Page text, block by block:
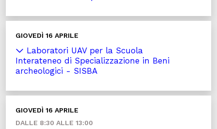
GIOVEDÌ 16 APRILE
Laboratori UAV per la Scuola
Interateneo di Specializzazione in Beni
archeologici - SISBA
GIOVEDÌ 16 APRILE
DALLE 8:30 ALLE 13:00